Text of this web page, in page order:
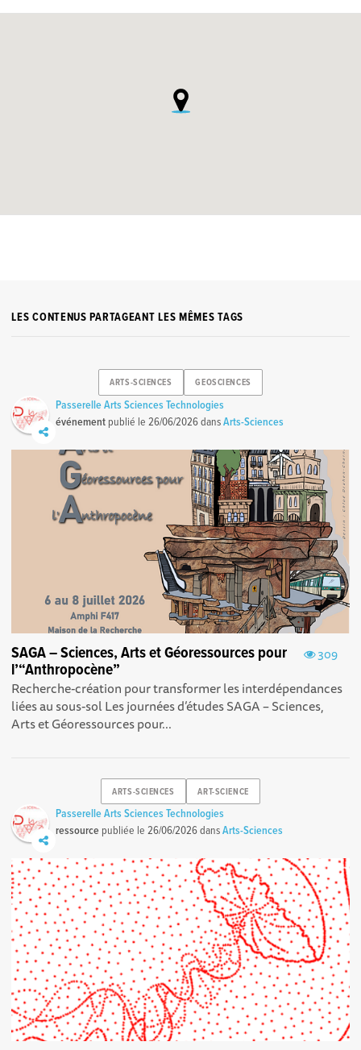
LES CONTENUS PARTAGEANT LES MÊMES TAGS
ARTS-SCIENCES GEOSCIENCES
Passerelle Arts Sciences Technologies
événement publié le26/06/2026dansArts-Sciences
309
SAGA – Sciences, Arts et Géoressources pour
l’“Anthropocène”
Recherche-création pour transformer les interdépendances
liées au sous-sol Les journées d’études SAGA – Sciences,
Arts et Géoressources pour...
ARTS-SCIENCES ART-SCIENCE
Passerelle Arts Sciences Technologies
ressource publiée le26/06/2026dansArts-Sciences